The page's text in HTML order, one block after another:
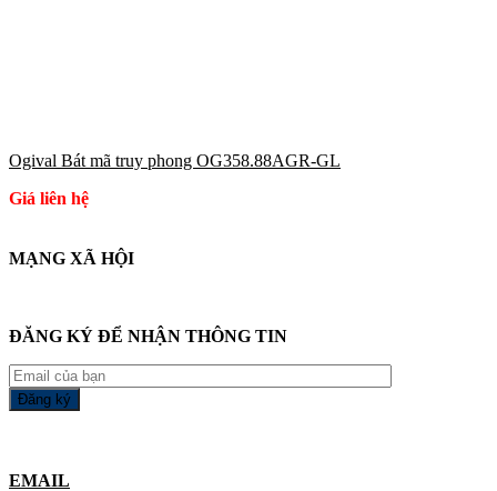
Ogival Bát mã truy phong OG358.88AGR-GL
Giá liên hệ
MẠNG XÃ HỘI
ĐĂNG KÝ ĐỂ NHẬN THÔNG TIN
EMAIL